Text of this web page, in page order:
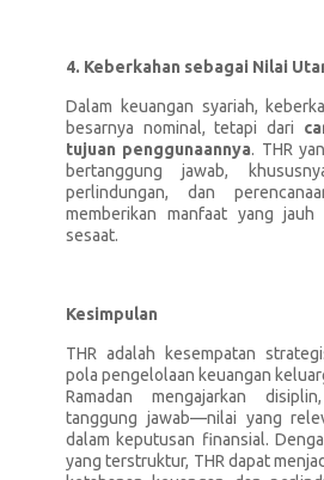
4. Keberkahan sebagai Nilai
Dalam keuangan syariah,
besarnya nominal, tetapi dari
tujuan penggunaannya. THR
bertanggung jawab,
perlindungan, dan
memberikan manfaat yang jauh
sesaat.
Kesimpulan
THR adalah kesempatan
pola pengelolaan keuangan
Ramadan mengajarkan
tanggung jawab—nilai yang
dalam keputusan finansial.
yang terstruktur, THR dapat